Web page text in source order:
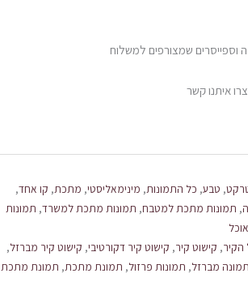
וספייסרים שמצורפים למשלוח
איתנו קשר
, טבע, כל התמונות, מינימאליסטי, מתכת, קו אחד,
, תמונות מתכת למטבח, תמונות מתכת למשרד, תמונות
הקיר, קישוט קיר, קישוט קיר דקורטיבי, קישוט קיר מברזל,
תמונה מברזל, תמונות פרזול, תמונת מתכת, תמונת מתכת